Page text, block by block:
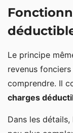
Le principe
revenus
comprendre. Il
charges
Dans les détails,